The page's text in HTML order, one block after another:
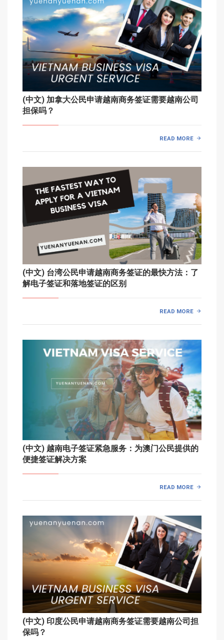
(中文) 加拿大公民申请越南商务签证需要越南公司
担保吗？
READ MORE
(中文) 台湾公民申请越南商务签证的最快方法：了
解电子签证和落地签证的区别
READ MORE
(中文) 越南电子签证紧急服务：为澳门公民提供的
便捷签证解决方案
READ MORE
(中文) 印度公民申请越南商务签证需要越南公司担
保吗？